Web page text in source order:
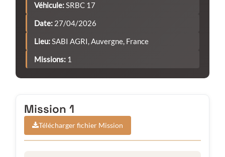
Véhicule:SRBC 17
Date: 27/04/2026
Lieu:SABI AGRI, Auvergne, France
Missions: 1
Mission 1
Télécharger fichier Mission